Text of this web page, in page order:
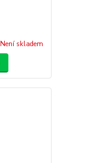
Není skladem